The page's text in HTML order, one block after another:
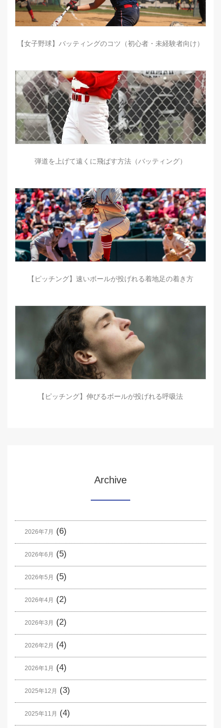
【女子野球】バッティングのコツ（初心者・未経験者向け）
弾道を上げて遠くに飛ばす方法（バッティング）
【ピッチング】速いボールが投げれる着地足の着き方
【ピッチング】伸びるボールが投げれる呼吸法
Archive
2026年7月 (6)
2026年6月 (5)
2026年5月 (5)
2026年4月 (2)
2026年3月 (2)
2026年2月 (4)
2026年1月 (4)
2025年12月 (3)
2025年11月 (4)